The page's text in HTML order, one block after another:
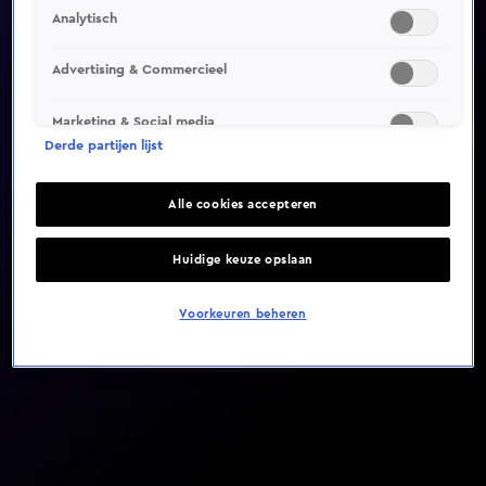
Video helaas niet gevonden
Analytisch
Advertising & Commercieel
Marketing & Social media
Derde partijen lijst
Alle cookies accepteren
Huidige keuze opslaan
Voorkeuren beheren